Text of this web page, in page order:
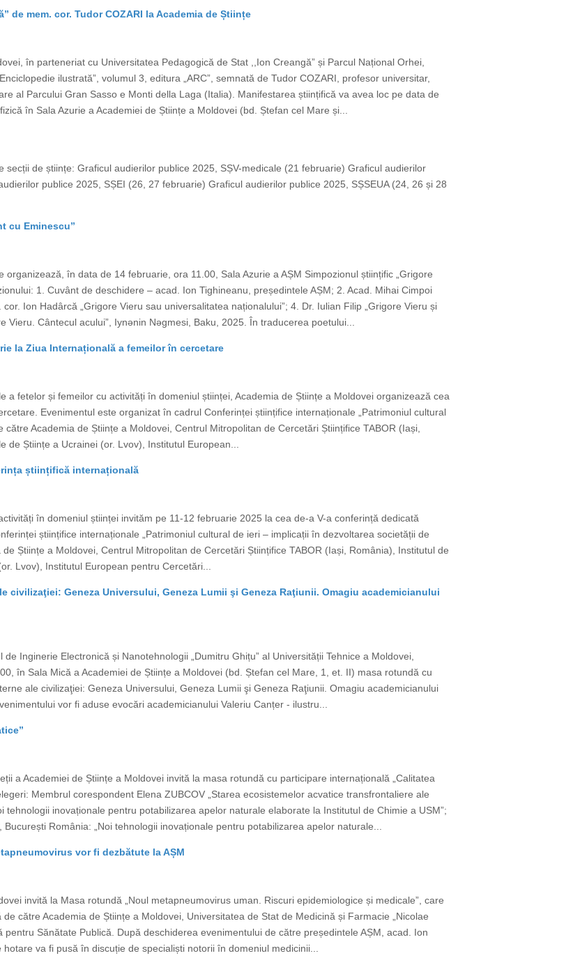
de mem. cor. Tudor COZARI la Academia de Științe
în parteneriat cu Universitatea Pedagogică de Stat ,,Ion Creangă” și Parcul Național Orhei,
ilustrată”, volumul 3, editura „ARC”, semnată de Tudor COZARI, profesor universitar,
al Parcului Gran Sasso e Monti della Laga (Italia). Manifestarea științifică va avea loc pe data de
în Sala Azurie a Academiei de Științe a Moldovei (bd. Ștefan cel Mare și...
de științe: Graficul audierilor publice 2025, SȘV-medicale (21 februarie) Graficul audierilor
publice 2025, SȘEI (26, 27 februarie) Graficul audierilor publice 2025, SȘSEUA (24, 26 și 28
cu Eminescu”
în data de 14 februarie, ora 11.00, Sala Azurie a AȘM Simpozionul științific „Grigore
1. Cuvânt de deschidere – acad. Ion Tighineanu, președintele AȘM; 2. Acad. Mihai Cimpoi
Ion Hadârcă „Grigore Vieru sau universalitatea naționalului”; 4. Dr. Iulian Filip „Grigore Vieru și
Cântecul acului”, Iynǝnin Nǝgmesi, Baku, 2025. În traducerea poetului...
la Ziua Internațională a femeilor în cercetare
a fetelor și femeilor cu activități în domeniul științei, Academia de Științe a Moldovei organizează cea
Evenimentul este organizat în cadrul Conferinței științifice internaționale „Patrimoniul cultural
Academia de Științe a Moldovei, Centrul Mitropolitan de Cercetări Științifice TABOR (Iași,
Științe a Ucrainei (or. Lvov), Institutul European...
științifică internațională
în domeniul științei invităm pe 11-12 februarie 2025 la cea de-a V-a conferință dedicată
științifice internaționale „Patrimoniul cultural de ieri – implicații în dezvoltarea societății de
Științe a Moldovei, Centrul Mitropolitan de Cercetări Științifice TABOR (Iași, România), Institutul de
Lvov), Institutul European pentru Cercetări...
civilizaţiei: Geneza Universului, Geneza Lumii şi Geneza Raţiunii. Omagiu academicianului
Inginerie Electronică și Nanotehnologii „Dumitru Ghițu” al Universității Tehnice a Moldovei,
în Sala Mică a Academiei de Științe a Moldovei (bd. Ștefan cel Mare, 1, et. II) masa rotundă cu
ale civilizaţiei: Geneza Universului, Geneza Lumii şi Geneza Raţiunii. Omagiu academicianului
vor fi aduse evocări academicianului Valeriu Canțer - ilustru...
a Academiei de Științe a Moldovei invită la masa rotundă cu participare internațională „Calitatea
Membrul corespondent Elena ZUBCOV „Starea ecosistemelor acvatice transfrontaliere ale
tehnologii inovaționale pentru potabilizarea apelor naturale elaborate la Institutul de Chimie a USM”;
România: „Noi tehnologii inovaționale pentru potabilizarea apelor naturale...
vor fi dezbătute la AȘM
invită la Masa rotundă „Noul metapneumovirus uman. Riscuri epidemiologice și medicale”, care
către Academia de Științe a Moldovei, Universitatea de Stat de Medicină și Farmacie „Nicolae
pentru Sănătate Publică. După deschiderea evenimentului de către președintele AȘM, acad. Ion
va fi pusă în discuție de specialiști notorii în domeniul medicinii...